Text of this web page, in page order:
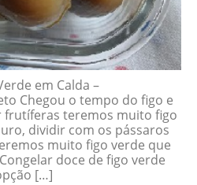
em Calda –
Chegou o tempo do figo e
frutíferas teremos muito figo
dividir com os pássaros
muito figo verde que
doce de figo verde
[…]